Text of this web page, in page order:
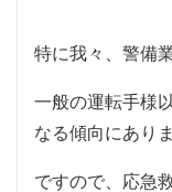
特に我々、警備
一般の運転手様
なる傾向にありま
ですので、応急